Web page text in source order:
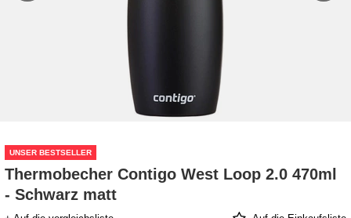
UNSER BESTSELLER
Thermobecher Contigo West Loop 2.0 470ml
- Schwarz matt